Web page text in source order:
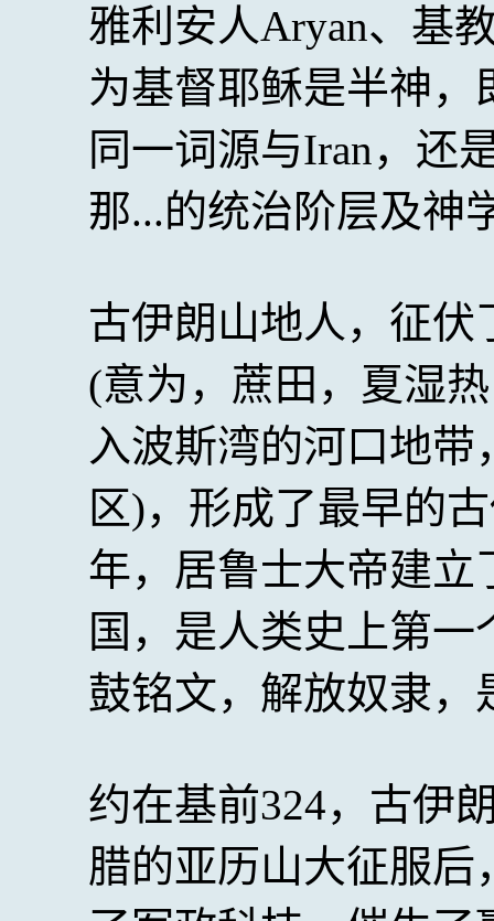
雅利安人Aryan、基
为基督耶稣是半神
同一词源与Iran，还
那...的统治阶层及神
古伊朗山地人，征
(意为，蔗田，夏湿
入波斯湾的河口地
区)，形成了最早的
年，居鲁士大帝建
国，是人类史上第
鼓铭文，解放奴隶
约在基前324，古伊
腊的亚历山大征服